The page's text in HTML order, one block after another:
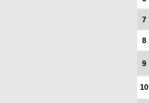
7
8
9
10